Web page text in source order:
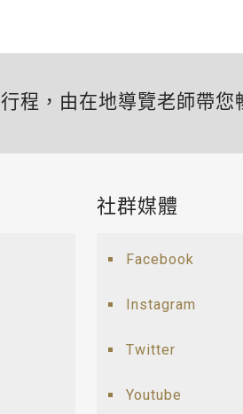
行程，由在地導覽老師帶您
社群媒體
Facebook
Instagram
Twitter
Youtube